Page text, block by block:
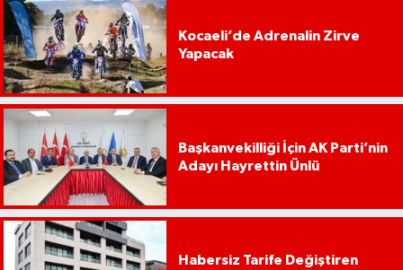
Kocaeli’de Adrenalin Zirve
Yapacak
Başkanvekilliği İçin AK Parti’nin
Adayı Hayrettin Ünlü
Habersiz Tarife Değiştiren